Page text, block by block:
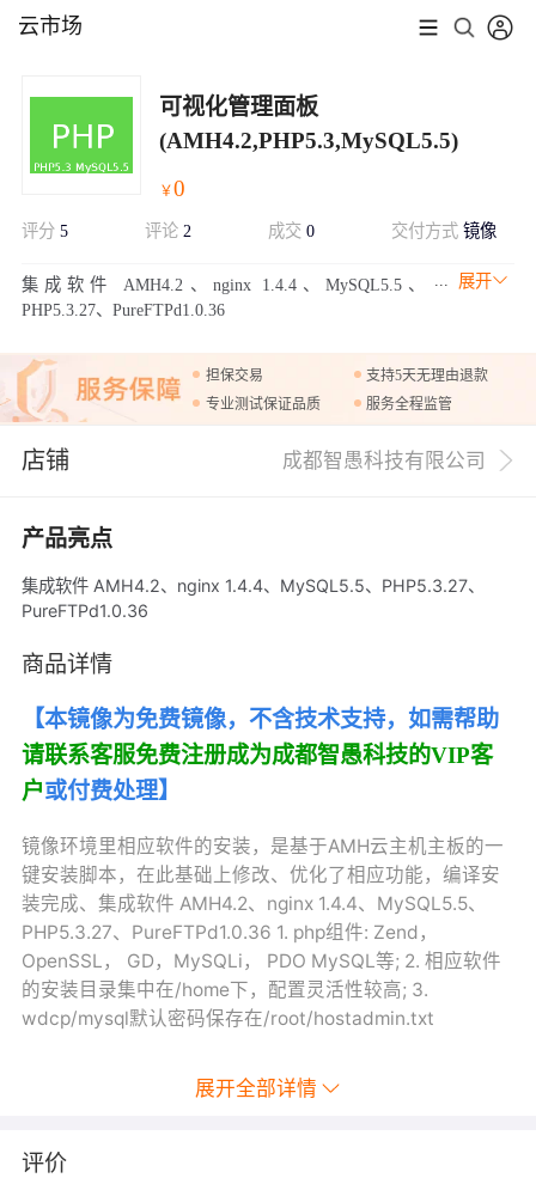
云市场
可视化管理面板
(AMH4.2,PHP5.3,MySQL5.5)
￥0
评分 5 评论 2 成交 0 交付方式镜像
展开
集成软件 AMH4.2、nginx 1.4.4、MySQL5.5、
PHP5.3.27、PureFTPd1.0.36
担保交易
支持5天无理由退款
专业测试保证品质
服务全程监管
店铺 成都智愚科技有限公司
产品亮点
集成软件 AMH4.2、nginx 1.4.4、MySQL5.5、PHP5.3.27、
PureFTPd1.0.36
商品详情
【本镜像为免费镜像，不含技术支持，如需帮助
请联系客服免费注册成为成都智愚科技的VIP客
户或付费处理】
镜像环境里相应软件的安装，是基于AMH云主机主板的一
键安装脚本，在此基础上修改、优化了相应功能，编译安
装完成、集成软件 AMH4.2、nginx 1.4.4、MySQL5.5、
PHP5.3.27、PureFTPd1.0.36 1. php组件: Zend，
OpenSSL， GD，MySQLi， PDO MySQL等; 2. 相应软件
的安装目录集中在/home下，配置灵活性较高; 3.
wdcp/mysql默认密码保存在/root/hostadmin.txt
展开全部详情
评价